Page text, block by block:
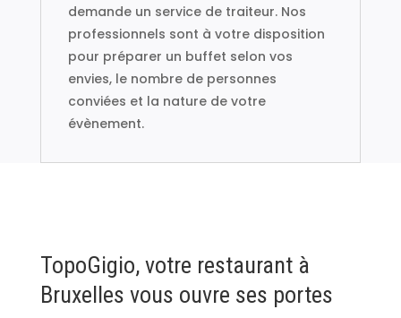
demande un service de traiteur. Nos
professionnels sont à votre disposition
pour préparer un buffet selon vos
envies, le nombre de personnes
conviées et la nature de votre
évènement.
TopoGigio, votre restaurant à
Bruxelles vous ouvre ses portes